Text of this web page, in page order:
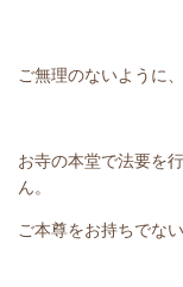
ご無理のないように
お寺の本堂で法要を
ん。
ご本尊をお持ちでな